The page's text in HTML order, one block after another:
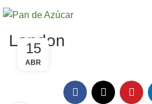
London
15
ABR